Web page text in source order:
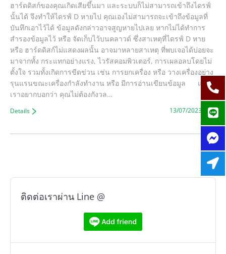
ฮาร์ดดิสก์ของคุณเกิดเสียขึ้นมา และระบบก็ไม่สามารถเข้าถึงไดรฟ์
นั้นได้ จึงทำให้ไดรฟ์ D หายไป คุณเองไม่สามารถจะเข้าถึงข้อมูลที่
บันทึกเอาไว้ได้ ข้อมูลดังกล่าวอาจสูญหายไปเลย หากไม่ได้ทำการ
สำรองข้อมูลไว้ หรือ จัดเก็บไว้บนคลาวด์ ซึ่งสาเหตุที่ไดรฟ์ D หาย
หรือ ฮาร์ดดิสก์ไม่แสดงผลนั้น อาจมาหลายสาเหตุ ที่พบเจอได้บ่อยจะ
มาจากทั้ง กระแทกอย่างแรง, ไวรัสคอมพิวเตอร์, การเผลอลบโดยไม่
ตั้งใจ รวมทั้งเกิดการขีดข่วน เช่น การยกเครื่อง หรือ วางเครื่องอย่าง
รุนแรนขณะเครื่องกำลังทำงาน หรือ มีการอ่านเขียนข้อมูล แต่
เราอยากบอกว่า คุณไม่ต้องกังวล…
13/07/2023
Details
ติดต่อเราผ่าน Line @